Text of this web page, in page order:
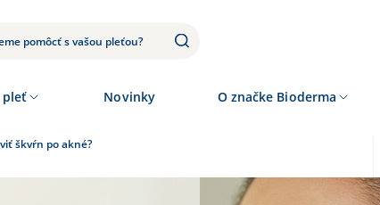
pleť Novinky O značke Bioderma
škvŕn po akné?